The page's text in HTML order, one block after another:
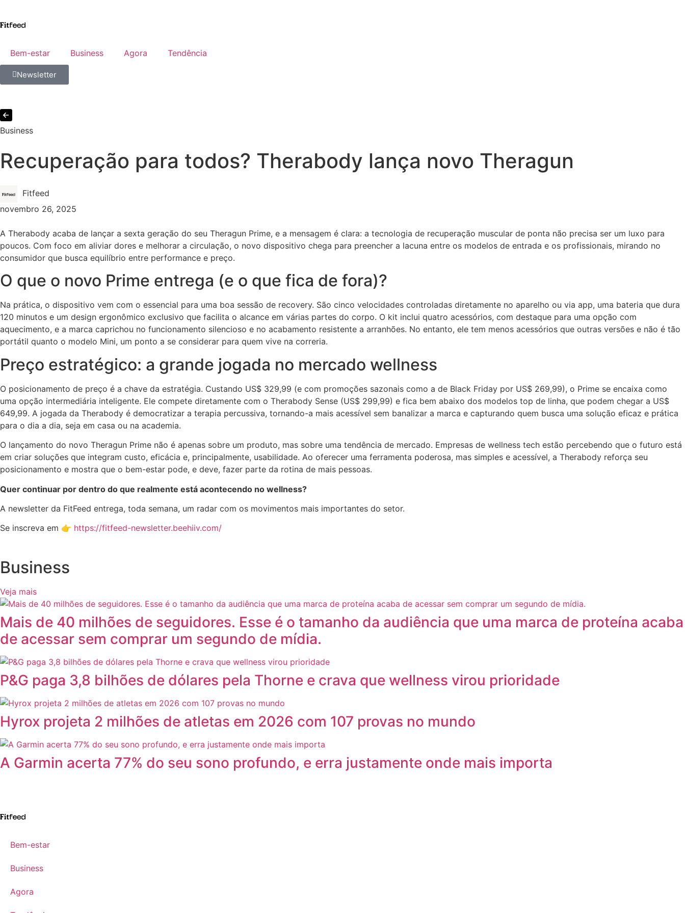
Bem-estar Business Agora Tendência
Newsletter
Business
Recuperação para todos? Therabody lança novo Theragun
Fitfeed
novembro 26, 2025
A Therabody acaba de lançar a sexta geração do seu Theragun Prime, e a mensagem é clara: a tecnologia de recuperação muscular de ponta não precisa ser um luxo para
poucos. Com foco em aliviar dores e melhorar a circulação, o novo dispositivo chega para preencher a lacuna entre os modelos de entrada e os profissionais, mirando no
consumidor que busca equilíbrio entre performance e preço.
O que o novo Prime entrega (e o que fica de fora)?
Na prática, o dispositivo vem com o essencial para uma boa sessão de recovery. São cinco velocidades controladas diretamente no aparelho ou via app, uma bateria que dura
120 minutos e um design ergonômico exclusivo que facilita o alcance em várias partes do corpo. O kit inclui quatro acessórios, com destaque para uma opção com
aquecimento, e a marca caprichou no funcionamento silencioso e no acabamento resistente a arranhões. No entanto, ele tem menos acessórios que outras versões e não é tão
portátil quanto o modelo Mini, um ponto a se considerar para quem vive na correria.
Preço estratégico: a grande jogada no mercado wellness
O posicionamento de preço é a chave da estratégia. Custando US$ 329,99 (e com promoções sazonais como a de Black Friday por US$ 269,99), o Prime se encaixa como
uma opção intermediária inteligente. Ele compete diretamente com o Therabody Sense (US$ 299,99) e fica bem abaixo dos modelos top de linha, que podem chegar a US$
649,99. A jogada da Therabody é democratizar a terapia percussiva, tornando-a mais acessível sem banalizar a marca e capturando quem busca uma solução eficaz e prática
para o dia a dia, seja em casa ou na academia.
O lançamento do novo Theragun Prime não é apenas sobre um produto, mas sobre uma tendência de mercado. Empresas de wellness tech estão percebendo que o futuro está
em criar soluções que integram custo, eficácia e, principalmente, usabilidade. Ao oferecer uma ferramenta poderosa, mas simples e acessível, a Therabody reforça seu
posicionamento e mostra que o bem-estar pode, e deve, fazer parte da rotina de mais pessoas.
Quer continuar por dentro do que realmente está acontecendo no wellness?
A newsletter da FitFeed entrega, toda semana, um radar com os movimentos mais importantes do setor.
Se inscreva em 👉 https://fitfeed-newsletter.beehiiv.com/
Business
Veja mais
Mais de 40 milhões de seguidores. Esse é o tamanho da audiência que uma marca de proteína acaba
de acessar sem comprar um segundo de mídia.
P&G paga 3,8 bilhões de dólares pela Thorne e crava que wellness virou prioridade
Hyrox projeta 2 milhões de atletas em 2026 com 107 provas no mundo
A Garmin acerta 77% do seu sono profundo, e erra justamente onde mais importa
Bem-estar
Business
Agora